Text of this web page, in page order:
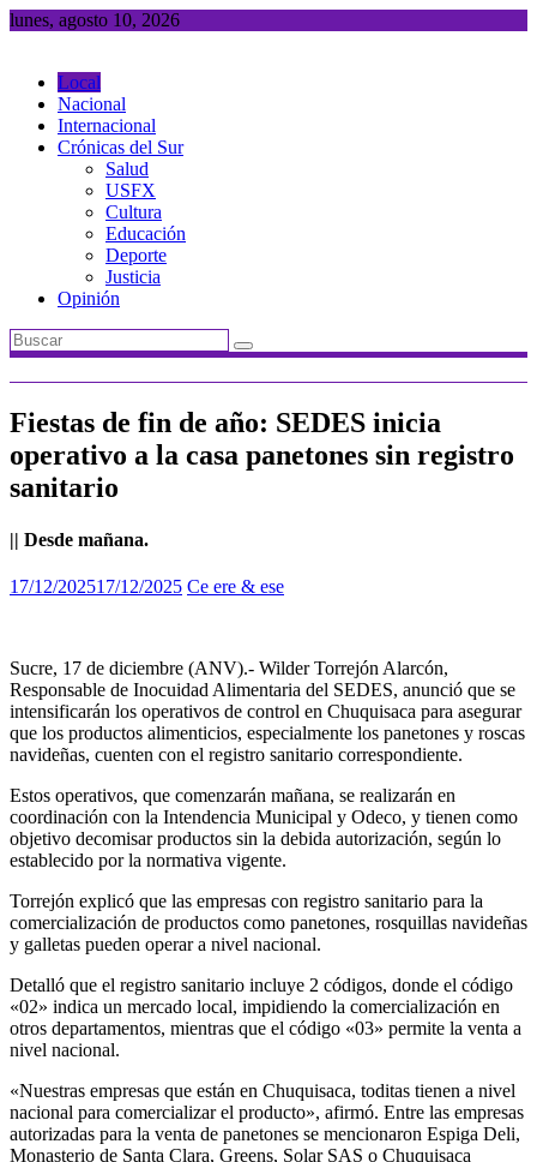
Saltar
lunes, agosto 10, 2026
Local
Nacional
Internacional
Crónicas del Sur
Salud
USFX
Cultura
Educación
Deporte
Justicia
Opinión
Fiestas de fin de año: SEDES inicia
operativo a la casa panetones sin registro
sanitario
|| Desde mañana.
17/12/202517/12/2025 Ce ere & ese
Sucre, 17 de diciembre (ANV).- Wilder Torrejón Alarcón,
Responsable de Inocuidad Alimentaria del SEDES, anunció que se
intensificarán los operativos de control en Chuquisaca para asegurar
que los productos alimenticios, especialmente los panetones y roscas
navideñas, cuenten con el registro sanitario correspondiente.
Estos operativos, que comenzarán mañana, se realizarán en
coordinación con la Intendencia Municipal y Odeco, y tienen como
objetivo decomisar productos sin la debida autorización, según lo
establecido por la normativa vigente.
Torrejón explicó que las empresas con registro sanitario para la
comercialización de productos como panetones, rosquillas navideñas
y galletas pueden operar a nivel nacional.
Detalló que el registro sanitario incluye 2 códigos, donde el código
«02» indica un mercado local, impidiendo la comercialización en
otros departamentos, mientras que el código «03» permite la venta a
nivel nacional.
«Nuestras empresas que están en Chuquisaca, toditas tienen a nivel
nacional para comercializar el producto», afirmó. Entre las empresas
autorizadas para la venta de panetones se mencionaron Espiga Deli,
Monasterio de Santa Clara, Greens, Solar SAS o Chuquisaca